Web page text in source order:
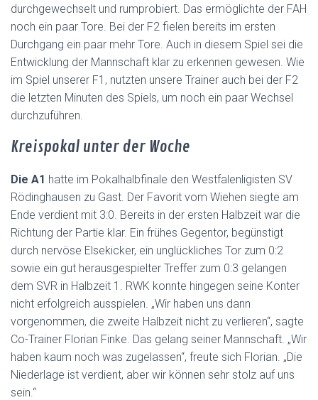
durchgewechselt und rumprobiert. Das ermöglichte der FAH
noch ein paar Tore. Bei der F2 fielen bereits im ersten
Durchgang ein paar mehr Tore. Auch in diesem Spiel sei die
Entwicklung der Mannschaft klar zu erkennen gewesen. Wie
im Spiel unserer F1, nutzten unsere Trainer auch bei der F2
die letzten Minuten des Spiels, um noch ein paar Wechsel
durchzuführen.
Kreispokal unter der Woche
Die A1 hatte im Pokalhalbfinale den Westfalenligisten SV
Rödinghausen zu Gast. Der Favorit vom Wiehen siegte am
Ende verdient mit 3:0. Bereits in der ersten Halbzeit war die
Richtung der Partie klar. Ein frühes Gegentor, begünstigt
durch nervöse Elsekicker, ein unglückliches Tor zum 0:2
sowie ein gut herausgespielter Treffer zum 0:3 gelangen
dem SVR in Halbzeit 1. RWK konnte hingegen seine Konter
nicht erfolgreich ausspielen. „Wir haben uns dann
vorgenommen, die zweite Halbzeit nicht zu verlieren“, sagte
Co-Trainer Florian Finke. Das gelang seiner Mannschaft. „Wir
haben kaum noch was zugelassen“, freute sich Florian. „Die
Niederlage ist verdient, aber wir können sehr stolz auf uns
sein.“